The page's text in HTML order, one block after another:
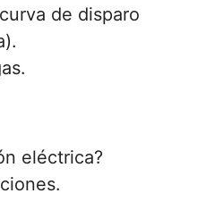
de disparo
eléctrica?